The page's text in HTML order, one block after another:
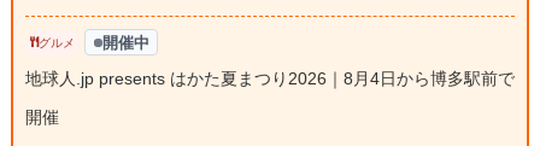
グルメ 開催中
地球人.jp presents はかた夏まつり2026｜8月4日から博多駅前で
開催